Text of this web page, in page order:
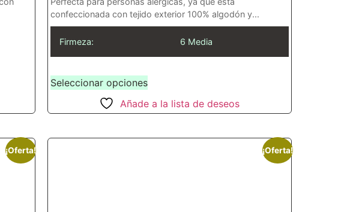
confeccionada con tejido exterior 100% algodón y...
Firmeza: 6 Media
Seleccionar opciones
Añade a la lista de deseos
¡Oferta! ¡Oferta!